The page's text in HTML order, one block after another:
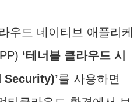
우드 네이티브 애플리케
‘테너블 클라우드 시
Security)’를 사용하면